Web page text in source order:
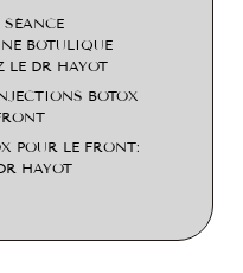
SÉANCE
BOTULIQUE
LE DR HAYOT
BOTOX
POUR LE FRONT:
HAYOT